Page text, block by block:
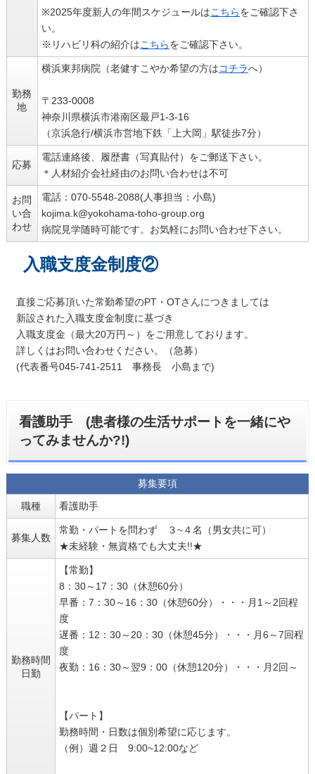
※2025年度新人の年間スケジュールはこちらをご確認下さ
い。
※リハビリ科の紹介はこちらをご確認下さい。
勤務
地
横浜東邦病院（老健すこやか希望の方はコチラへ）
〒233-0008
神奈川県横浜市港南区最戸1-3-16
（京浜急行/横浜市営地下鉄「上大岡」駅徒歩7分）
応募
電話連絡後、履歴書（写真貼付）をご郵送下さい。
＊人材紹介会社経由のお問い合わせは不可
お問
い合
わせ
電話：070-5548-2088(人事担当：小島)
kojima.k@yokohama-toho-group.org
病院見学随時可能です。お気軽にお問い合わせ下さい。
入職支度金制度②
直接ご応募頂いた常勤希望のPT・OTさんにつきましては
新設された入職支度金制度に基づき
入職支度金（最大20万円～）をご用意しております。
詳しくはお問い合わせください。（急募）
(代表番号045-741-2511 事務長 小島まで)
看護助手 (患者様の生活サポートを一緒にや
ってみませんか?!)
募集要項
職種
看護助手
募集人数
常勤・パートを問わず ３~４名（男女共に可）
★未経験・無資格でも大丈夫!!★
勤務時間
日勤
【常勤】
8：30～17：30（休憩60分）
早番：7：30～16：30（休憩60分）・・・月1～2回程
度
遅番：12：30～20：30（休憩45分）・・・月6～7回程
度
夜勤：16：30～翌9：00（休憩120分）・・・月2回～
【パート】
勤務時間・日数は個別希望に応じます。
（例）週２日 9:00~12:00など